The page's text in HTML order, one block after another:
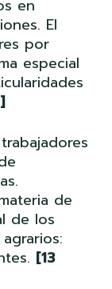
en
El
por
especial
de
de los
[13